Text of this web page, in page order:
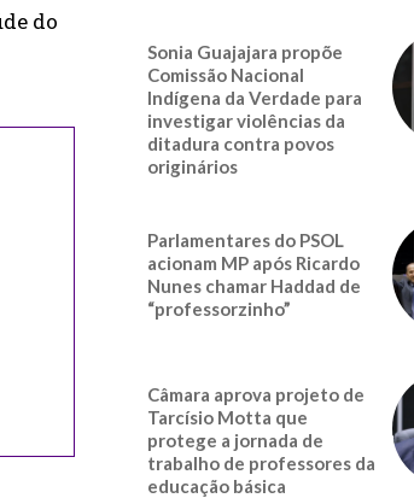
do
Sonia Guajajara propõe
Comissão Nacional
Indígena da Verdade para
investigar violências da
ditadura contra povos
originários
Parlamentares do PSOL
acionam MP após Ricardo
Nunes chamar Haddad de
“professorzinho”
Câmara aprova projeto de
Tarcísio Motta que
protege a jornada de
trabalho de professores da
educação básica